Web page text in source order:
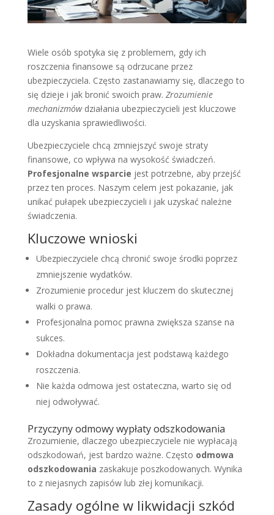
Wiele osób spotyka się z problemem, gdy ich
roszczenia finansowe są odrzucane przez
ubezpieczyciela. Często zastanawiamy się, dlaczego to
się dzieje i jak bronić swoich praw. Zrozumienie
mechanizmówdziałania ubezpieczycieli jest kluczowe
dla uzyskania sprawiedliwości.
Ubezpieczyciele chcą zmniejszyć swoje straty
finansowe, co wpływa na wysokość świadczeń.
Profesjonalne wsparcie jest potrzebne, aby przejść
przez ten proces. Naszym celem jest pokazanie, jak
unikać pułapek ubezpieczycieli i jak uzyskać należne
świadczenia.
Kluczowe wnioski
Ubezpieczyciele chcą chronić swoje środki poprzez
zmniejszenie wydatków.
Zrozumienie procedur jest kluczem do skutecznej
walki o prawa.
Profesjonalna pomoc prawna zwiększa szanse na
sukces.
Dokładna dokumentacja jest podstawą każdego
roszczenia.
Nie każda odmowa jest ostateczna, warto się od
niej odwoływać.
Przyczyny odmowy wypłaty odszkodowania
Zrozumienie, dlaczego ubezpieczyciele nie wypłacają
odszkodowań, jest bardzo ważne. Często odmowa
odszkodowania zaskakuje poszkodowanych. Wynika
to z niejasnych zapisów lub złej komunikacji.
Zasady ogólne w likwidacji szkód